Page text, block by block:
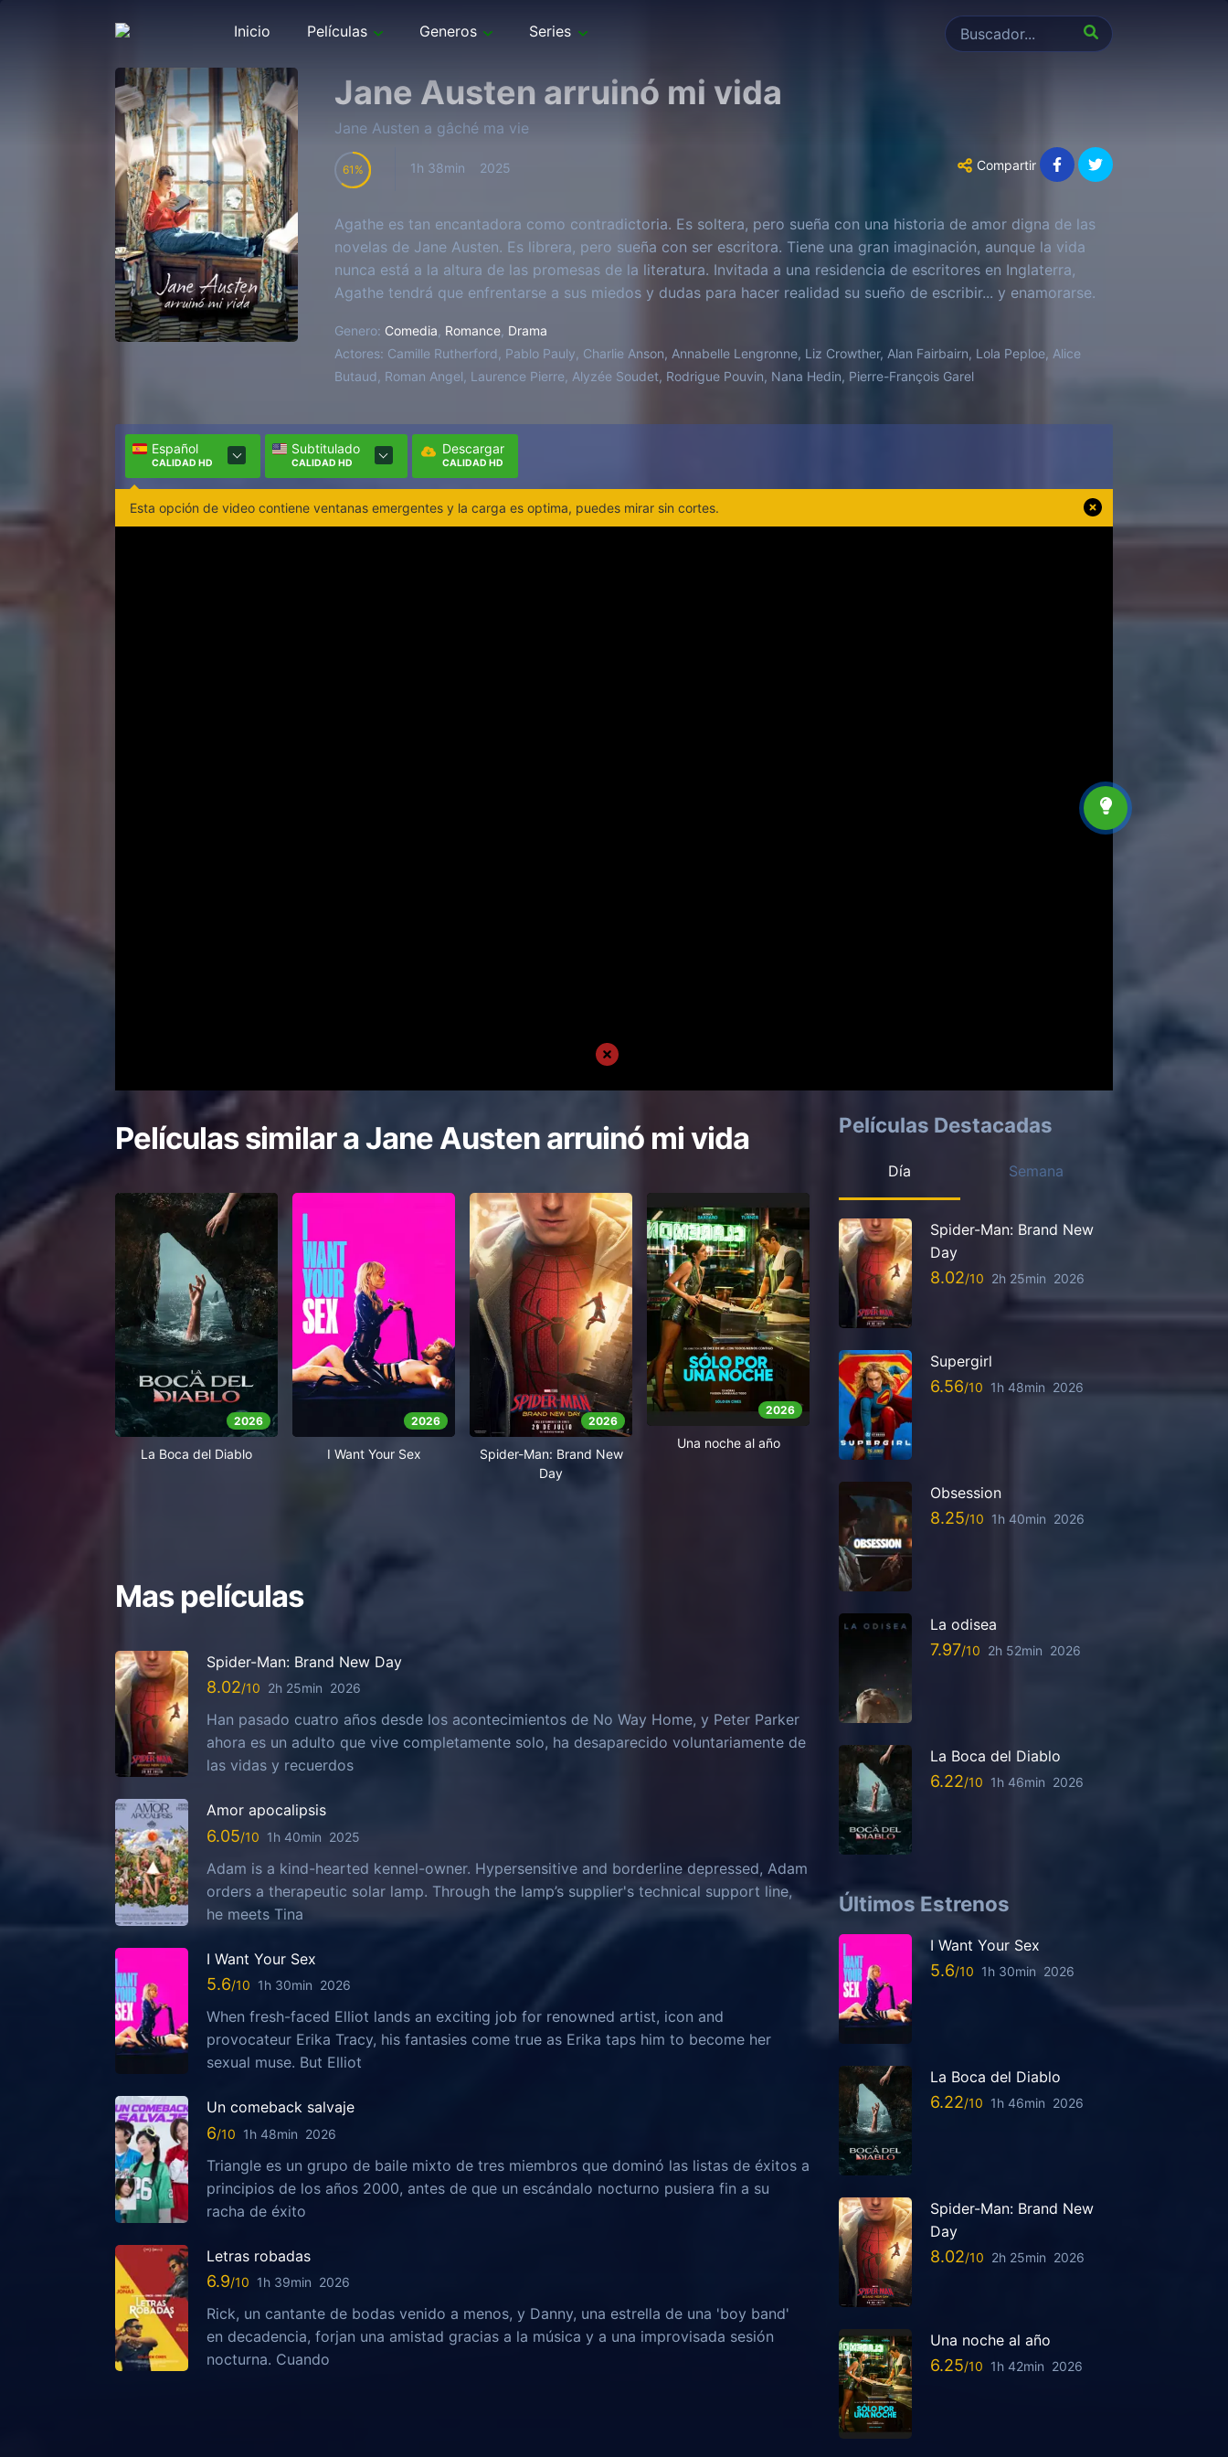
Inicio Películas Generos Series
Jane Austen arruinó mi vida
Jane Austen a gâché ma vie
61 1h 38min 2025 Compartir
Agathe es tan encantadora como contradictoria. Es soltera, pero sueña con una historia de amor digna de las
novelas de Jane Austen. Es librera, pero sueña con ser escritora. Tiene una gran imaginación, aunque la vida
nunca está a la altura de las promesas de la literatura. Invitada a una residencia de escritores en Inglaterra,
Agathe tendrá que enfrentarse a sus miedos y dudas para hacer realidad su sueño de escribir... y enamorarse.
Genero: Comedia Romance Drama
Actores: Camille Rutherford, Pablo Pauly, Charlie Anson, Annabelle Lengronne, Liz Crowther, Alan Fairbairn, Lola Peploe, Alice
Butaud, Roman Angel, Laurence Pierre, Alyzée Soudet, Rodrigue Pouvin, Nana Hedin, Pierre-François Garel
Español
CALIDAD HD
Subtitulado
CALIDAD HD
Descargar
CALIDAD HD
Esta opción de video contiene ventanas emergentes y la carga es optima, puedes mirar sin cortes.
Películas similar aJane Austen arruinó mi vida
2026
La Boca del Diablo
2026
I Want Your Sex
2026
Spider-Man: Brand New
Day
2026
Una noche al año
Mas películas
Spider-Man: Brand New Day
8.02 2h 25min 2026
Han pasado cuatro años desde los acontecimientos de No Way Home, y Peter Parker
ahora es un adulto que vive completamente solo, ha desaparecido voluntariamente de
las vidas y recuerdos
Amor apocalipsis
6.05 1h 40min 2025
Adam is a kind-hearted kennel-owner. Hypersensitive and borderline depressed, Adam
orders a therapeutic solar lamp. Through the lamp’s supplier's technical support line,
he meets Tina
I Want Your Sex
5.6 1h 30min 2026
When fresh-faced Elliot lands an exciting job for renowned artist, icon and
provocateur Erika Tracy, his fantasies come true as Erika taps him to become her
sexual muse. But Elliot
Un comeback salvaje
6 1h 48min 2026
Triangle es un grupo de baile mixto de tres miembros que dominó las listas de éxitos a
principios de los años 2000, antes de que un escándalo nocturno pusiera fin a su
racha de éxito
Letras robadas
6.9 1h 39min 2026
Rick, un cantante de bodas venido a menos, y Danny, una estrella de una 'boy band'
en decadencia, forjan una amistad gracias a la música y a una improvisada sesión
nocturna. Cuando
Películas Destacadas
Día Semana
Spider-Man: Brand New
Day
8.02 2h 25min 2026
Supergirl
6.56 1h 48min 2026
Obsession
8.25 1h 40min 2026
La odisea
7.97 2h 52min 2026
La Boca del Diablo
6.22 1h 46min 2026
Últimos Estrenos
I Want Your Sex
5.6 1h 30min 2026
La Boca del Diablo
6.22 1h 46min 2026
Spider-Man: Brand New
Day
8.02 2h 25min 2026
Una noche al año
6.25 1h 42min 2026